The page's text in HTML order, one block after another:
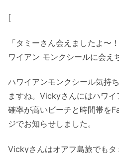
[
「タミーさん会えましたよ〜
ワイアン モンクシールに会え
ハワイアンモンクシール気持
ますね。Vickyさんにはハワ
確率が高いビーチと時間帯を
ジでお知らせしました。
Vickyさんはオアフ島旅でも